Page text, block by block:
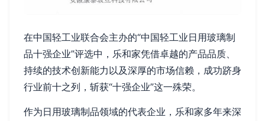
在中国轻工业联合会主办的“中国轻工业日用玻璃制
品十强企业”评选中，乐和家凭借卓越的产品品质、
持续的技术创新能力以及深厚的市场信赖，成功跻身
行业前十之列，斩获“十强企业”这一殊荣。
作为日用玻璃制品领域的代表企业，乐和家多年来深